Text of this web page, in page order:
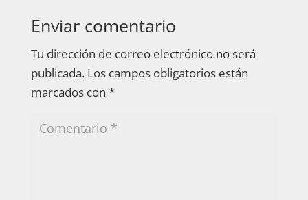
Enviar comentario
Tu dirección de correo electrónico no será
publicada. Los campos obligatorios están
marcados con *